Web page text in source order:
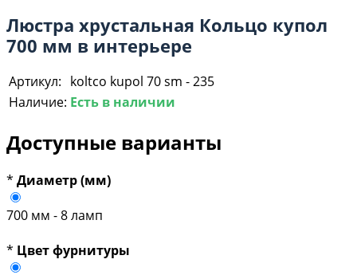
Люстра хрустальная Кольцо купол
700 мм в интерьере
Артикул: koltco kupol 70 sm - 235
Наличие: Есть в наличии
Доступные варианты
* Диаметр (мм)
700 мм - 8 ламп
* Цвет фурнитуры